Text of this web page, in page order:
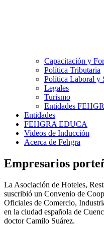
Capacitación y
Política Tributaria
Política Laboral y
Legales
Turismo
Entidades
Entidades
FEHGRA EDUCA
Videos de Inducción
Acerca de Fehgra
Empresarios
La Asociación de Hoteles,
suscribió un Convenio de
Oficiales de Comercio,
en la ciudad española de
doctor Camilo Suárez.